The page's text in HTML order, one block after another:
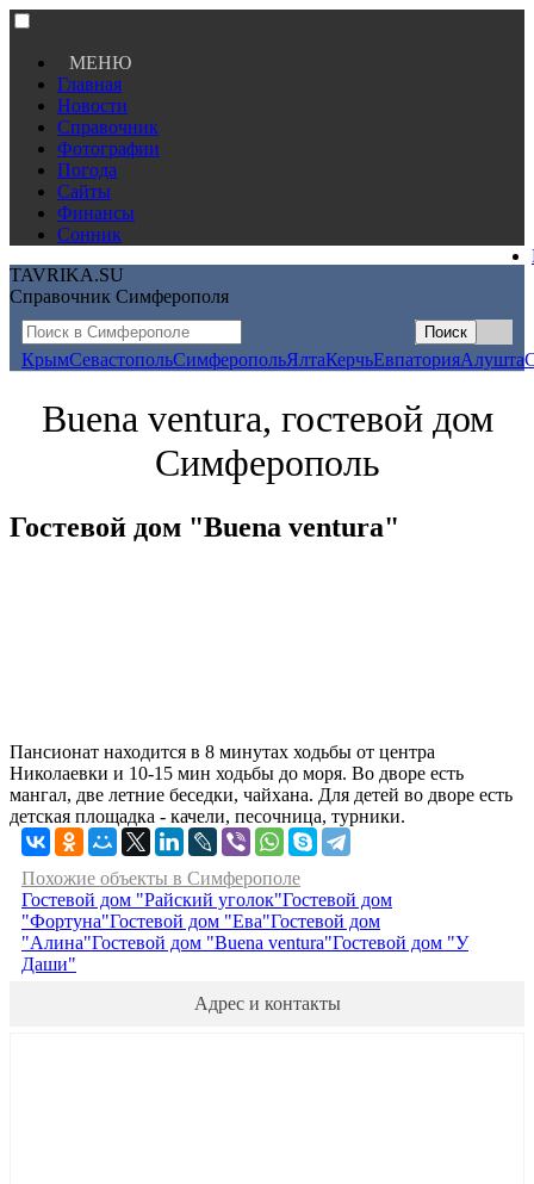
МЕНЮ
Главная
Новости
Справочник
Фотографии
Погода
Сайты
Финансы
Сонник
TAVRIKA.SU
Справочник Симферополя
КрымСевастопольСимферопольЯлтаКерчьЕвпаторияАлушта
Buena ventura, гостевой дом
Симферополь
Гостевой дом "Buena ventura"
Пансионат находится в 8 минутах ходьбы от центра
Николаевки и 10-15 мин ходьбы до моря. Во дворе есть
мангал, две летние беседки, чайхана. Для детей во дворе есть
детская площадка - качели, песочница, турники.
Похожие объекты в Симферополе
Гостевой дом "Райский уголок"Гостевой дом
"Фортуна"Гостевой дом "Ева"Гостевой дом
"Алина"Гостевой дом "Buena ventura"Гостевой дом "У
Даши"
Адрес и контакты